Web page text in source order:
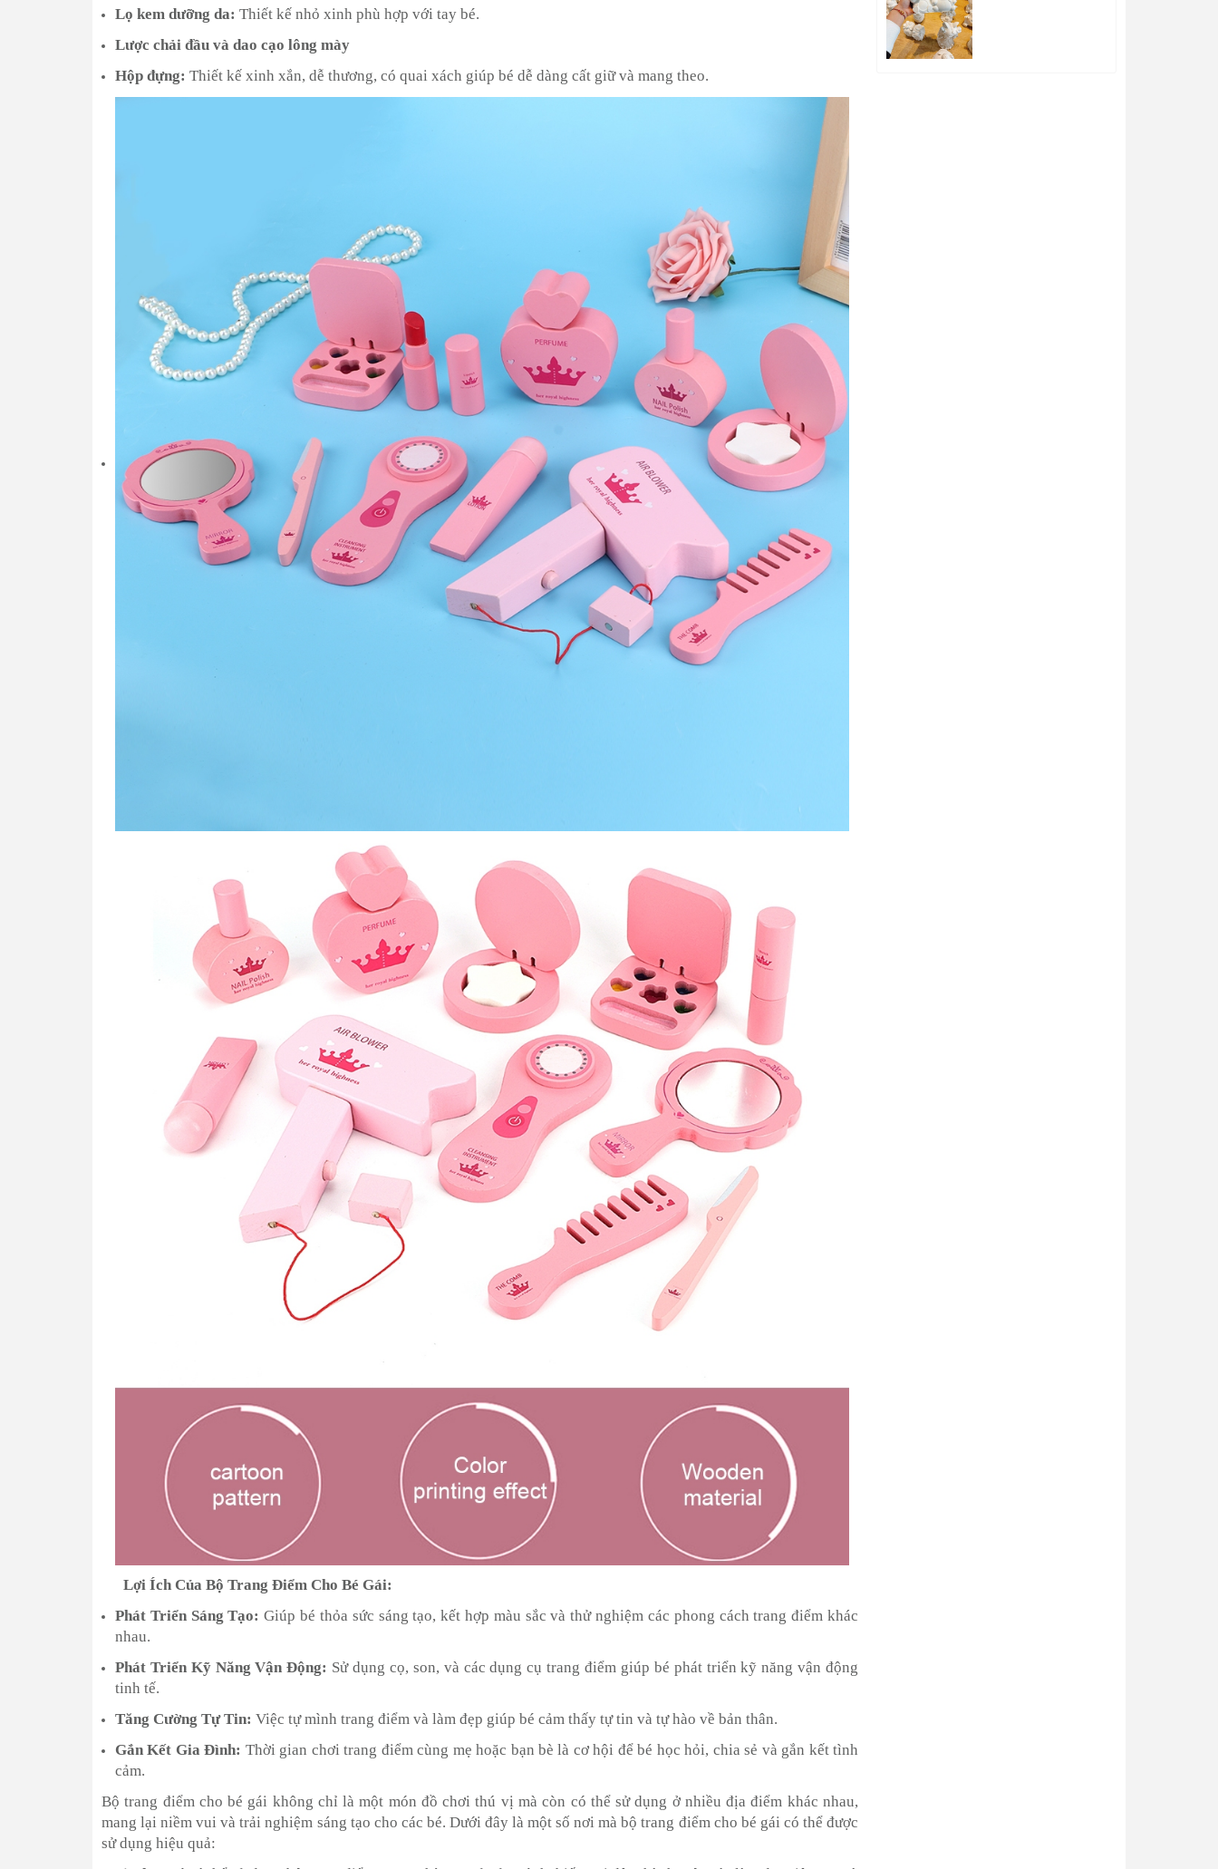
Lọ kem dưỡng da: Thiết kế nhỏ xinh phù hợp với tay bé.
Lược chải đầu và dao cạo lông mày
Hộp đựng: Thiết kế xinh xắn, dễ thương, có quai xách giúp bé dễ dàng cất giữ và mang theo.
Lợi Ích Của Bộ Trang Điểm Cho Bé Gái:
Phát Triển Sáng Tạo: Giúp bé thỏa sức sáng tạo, kết hợp màu sắc và thử nghiệm các phong cách trang điểm khác
nhau.
Phát Triển Kỹ Năng Vận Động: Sử dụng cọ, son, và các dụng cụ trang điểm giúp bé phát triển kỹ năng vận động
tinh tế.
Tăng Cường Tự Tin: Việc tự mình trang điểm và làm đẹp giúp bé cảm thấy tự tin và tự hào về bản thân.
Gắn Kết Gia Đình: Thời gian chơi trang điểm cùng mẹ hoặc bạn bè là cơ hội để bé học hỏi, chia sẻ và gắn kết tình
cảm.
Bộ trang điểm cho bé gái không chỉ là một món đồ chơi thú vị mà còn có thể sử dụng ở nhiều địa điểm khác nhau,
mang lại niềm vui và trải nghiệm sáng tạo cho các bé. Dưới đây là một số nơi mà bộ trang điểm cho bé gái có thể được
sử dụng hiệu quả: